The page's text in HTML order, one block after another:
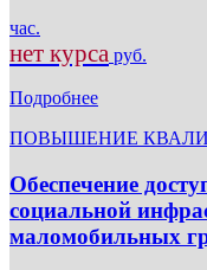
час.
нет курса руб.
Подробнее
ПОВЫШЕНИЕ
Обеспечение
социальной
маломобильных